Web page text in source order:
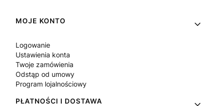
Linki w stopce
MOJE KONTO
Logowanie
Ustawienia konta
Twoje zamówienia
Odstąp od umowy
Program lojalnościowy
PŁATNOŚCI I DOSTAWA